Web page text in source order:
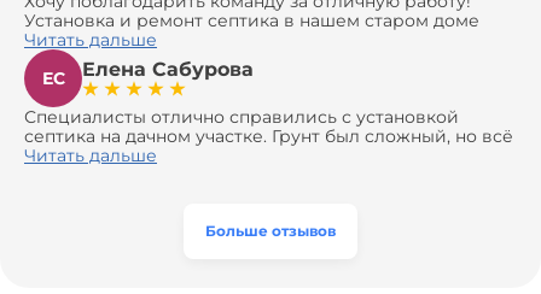
Установка и ремонт септика в нашем старом доме
оказались сложной задачей, но ребята справились на
все 100%. Всё сделали аккуратно и профессионально.
Давали полезные рекомендации, не пытались
навязать ничего лишнего, помогли с выбором и
доставкой материалов, что позволило нам
сэкономить. Выполнили монтаж и демонтаж
оборудования, заменили трубы, обновили
эту компанию всем, кто ищет надёжных
Читать дальше
ЕС
Елена Сабурова
Специалисты отлично справились с установкой
септика на дачном участке. Грунт был сложный, но всё
сделали быстро и аккуратно. Помогли выбрать
Читать дальше
Больше отзывов